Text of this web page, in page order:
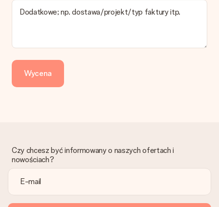
Zapłata
Dotpay, karta kredytowa, lub przelew bankowy. W przypadku
dni przedłużenia dostawy - kwota musi zostać zaksięgowana,
aby zamówienie trafiło do produkcji. Robiąc przelew, należy
wybrać Przelew Krajowy Europejski.
Czy faktura jest wysyłana razem z zamówieniem?
Żaden rachunek lub faktura nie jest wysyłany z zamówieniem.
Możesz ją również znaleźć na koncie MySurprise. Dzięki temu
możesz wysłać prezent bezpośrednio do odbiorcy, co będzie
prawdziwą niespodzianką!
Dodatkowe; np. dostawa/projekt/typ faktury itp.
Wycena
Czy chcesz być informowany o naszych ofertach i
nowościach?